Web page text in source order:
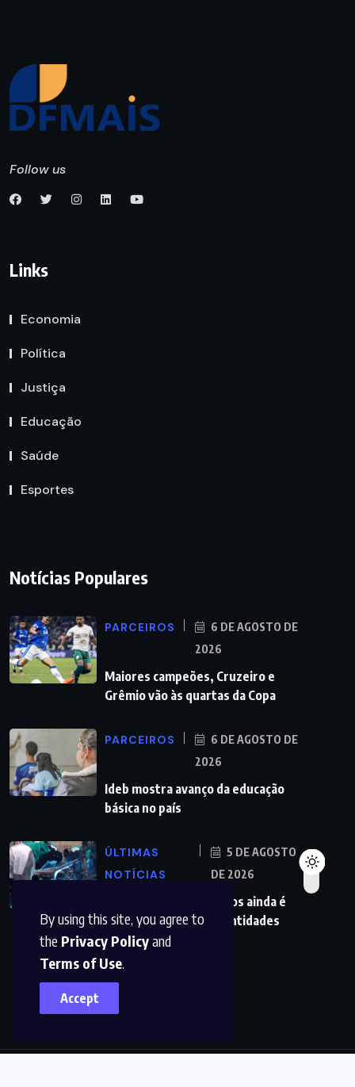
By using this site, you agree to
the Privacy Policyand
Terms of Use.
Accept
Follow us
Links
Economia
Política
Justiça
Educação
Saúde
Esportes
Notícias Populares
PARCEIROS
6 DE AGOSTO DE
2026
Maiores campeões, Cruzeiro e
Grêmio vão às quartas da Copa
PARCEIROS
6 DE AGOSTO DE
2026
Ideb mostra avanço da educação
básica no país
ÚLTIMAS
NOTÍCIAS
5 DE AGOSTO
DE 2026
Redução da taxa de juros ainda é
insuficiente, avaliam entidades